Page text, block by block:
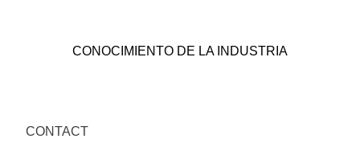
CONOCIMIENTO DE LA INDUSTRIA
CONTACT